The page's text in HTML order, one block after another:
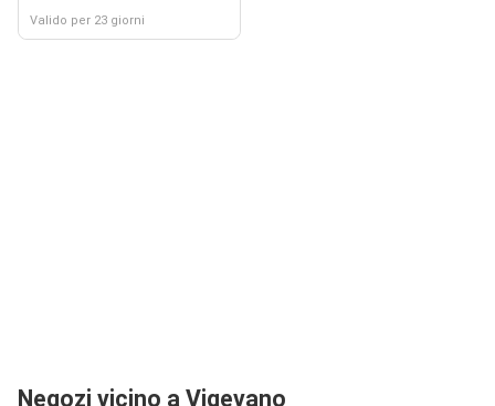
Valido per 23 giorni
Negozi vicino a Vigevano